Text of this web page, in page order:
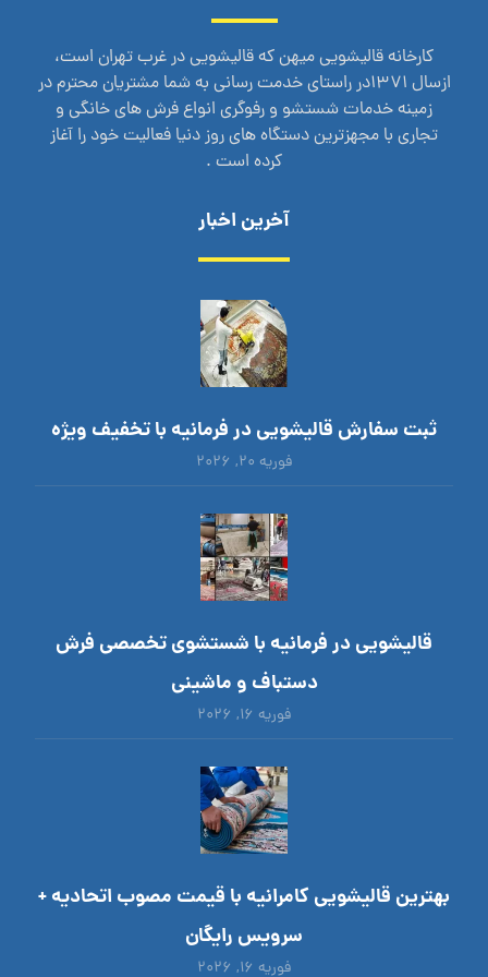
کارخانه قالیشویی میهن که قالیشویی در غرب تهران است،
ازسال 1371در راستای خدمت رسانی به شما مشتریان محترم در
زمینه خدمات شستشو و رفوگری انواع فرش های خانگی و
تجاری با مجهزترین دستگاه های روز دنیا فعالیت خود را آغاز
کرده است .
آخرین اخبار
ثبت سفارش قالیشویی در فرمانیه با تخفیف ویژه
فوریه ۲۰, ۲۰۲۶
قالیشویی در فرمانیه با شستشوی تخصصی فرش
دستباف و ماشینی
فوریه ۱۶, ۲۰۲۶
بهترین قالیشویی کامرانیه با قیمت مصوب اتحادیه +
سرویس رایگان
فوریه ۱۶, ۲۰۲۶